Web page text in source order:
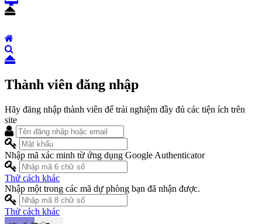
Thành viên đăng nhập
Hãy đăng nhập thành viên để trải nghiệm đầy đủ các tiện ích trên
site
Nhập mã xác minh từ ứng dụng Google Authenticator
Thử cách khác
Nhập một trong các mã dự phòng bạn đã nhận được.
Thử cách khác